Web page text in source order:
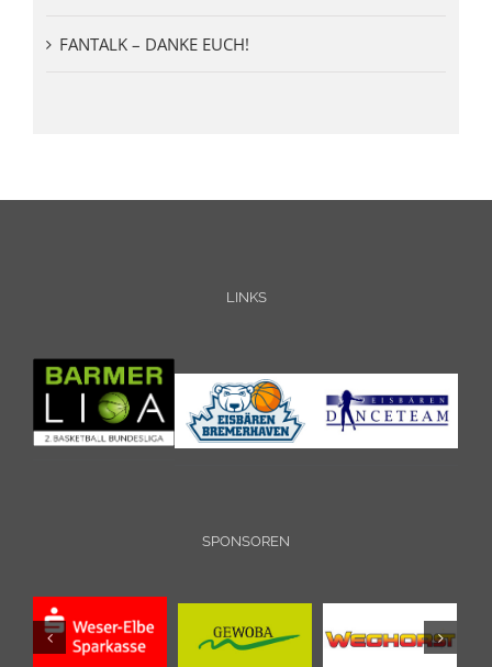
FANTALK – DANKE EUCH!
LINKS
SPONSOREN